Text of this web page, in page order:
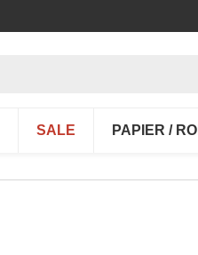
SALE PAPIER /